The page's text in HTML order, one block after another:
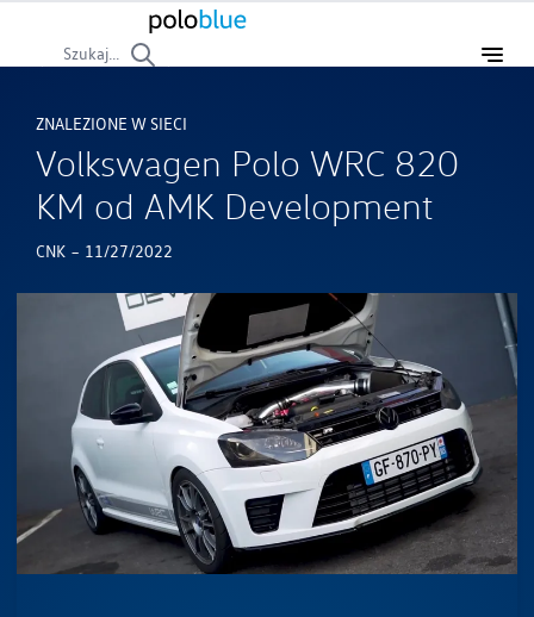
Szukaj...
Volkswagen Polo WRC 820
KM od AMK Development
ZNALEZIONE W SIECI
CNK - 11/27/2022